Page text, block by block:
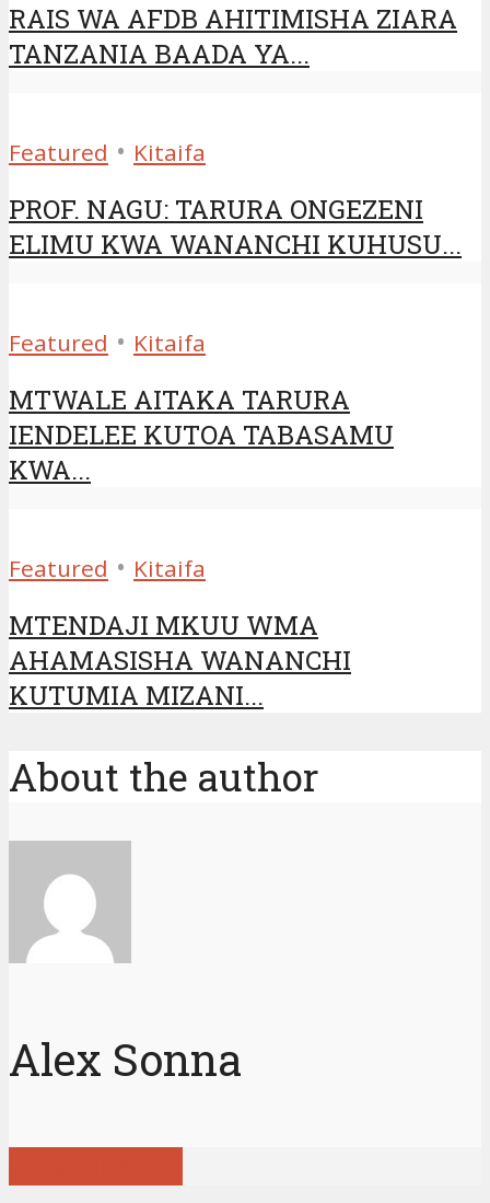
RAIS WA AFDB AHITIMISHA ZIARA
TANZANIA BAADA YA...
Featured • Kitaifa
PROF. NAGU: TARURA ONGEZENI
ELIMU KWA WANANCHI KUHUSU...
Featured • Kitaifa
MTWALE AITAKA TARURA
IENDELEE KUTOA TABASAMU
KWA...
Featured • Kitaifa
MTENDAJI MKUU WMA
AHAMASISHA WANANCHI
KUTUMIA MIZANI...
About the author
Alex Sonna